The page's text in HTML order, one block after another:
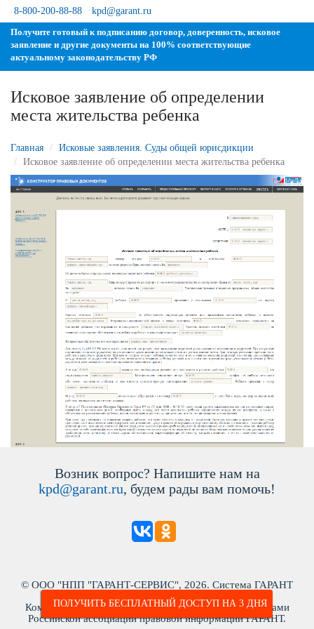
8-800-200-88-88
kpd@garant.ru
Получите готовый к подписанию договор, доверенность, исковое
заявление и другие документы на 100% соответствующие
актуальному законодательству РФ
Исковое заявление об определении
места жительства ребенка
Главная
Исковые заявления. Суды общей юрисдикции
Исковое заявление об определении места жительства ребенка
ПОЛУЧИТЬ БЕСПЛАТНЫЙ ДОСТУП НА 3 ДНЯ
озник вопрос? Напишите нам на
kpd@garant.ru, будем рады вам помочь!
© ООО "НПП "ГАРАНТ-СЕРВИС", 2026. Система ГАРАНТ
ыпускается с 1990 года. ИНН: 7718013048
Компания "Гарант" и ее партнеры являются участниками
Российской ассоциации правовой информации ГАРАНТ.